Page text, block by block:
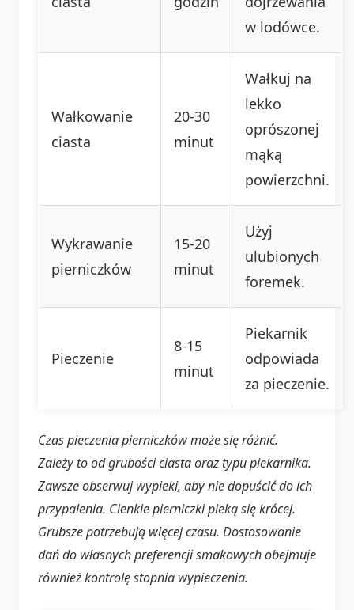
w lodówce.
Wałkowanie
ciasta
20-30
minut
Wałkuj na
lekko
oprószonej
mąką
powierzchni.
Wykrawanie
pierniczków
15-20
minut
Użyj
ulubionych
foremek.
Pieczenie
8-15
minut
Piekarnik
odpowiada
za pieczenie.
Czas pieczenia pierniczków może się różnić.
Zależy to od grubości ciasta oraz typu piekarnika.
Zawsze obserwuj wypieki, aby nie dopuścić do ich
przypalenia. Cienkie pierniczki pieką się krócej.
Grubsze potrzebują więcej czasu. Dostosowanie
dań do własnych preferencji smakowych obejmuje
również kontrolę stopnia wypieczenia.